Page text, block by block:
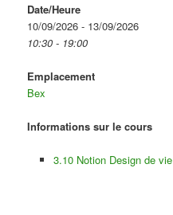
Date/Heure
10/09/2026 - 13/09/2026
10:30 - 19:00
Emplacement
Bex
Informations sur le cours
3.10 Notion Design de vie